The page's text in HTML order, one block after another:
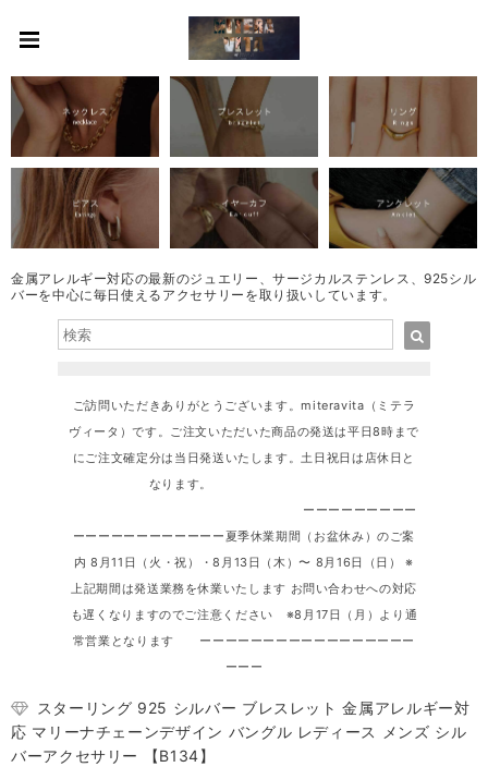
金属アレルギー対応の最新のジュエリー、サージカルステンレス、925シル
バーを中心に毎日使えるアクセサリーを取り扱いしています。
ご訪問いただきありがとうございます。miteravita（ミテラ
ヴィータ）です。ご注文いただいた商品の発送は平日8時まで
にご注文確定分は当日発送いたします。土日祝日は店休日と
なります。
ーーーーーーーーー
ーーーーーーーーーーーー夏季休業期間（お盆休み）のご案
内 8月11日（火・祝）・8月13日（木）〜 8月16日（日） ※
上記期間は発送業務を休業いたします お問い合わせへの対応
も遅くなりますのでご注意ください ※8月17日（月）より通
常営業となります ーーーーーーーーーーーーーーーーー
ーーー
スターリング 925 シルバー ブレスレット 金属アレルギー対
応 マリーナチェーンデザイン バングル レディース メンズ シル
バーアクセサリー 【B134】